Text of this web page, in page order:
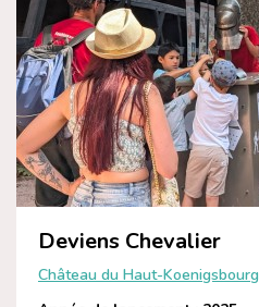
Deviens Chevalier
Château du Haut-Koenigsbourg